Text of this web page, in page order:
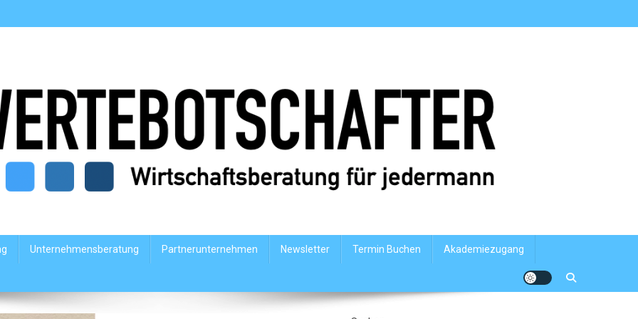
Unternehmensberatung Partnerunternehmen Newsletter Termin Buchen Akademiezugang